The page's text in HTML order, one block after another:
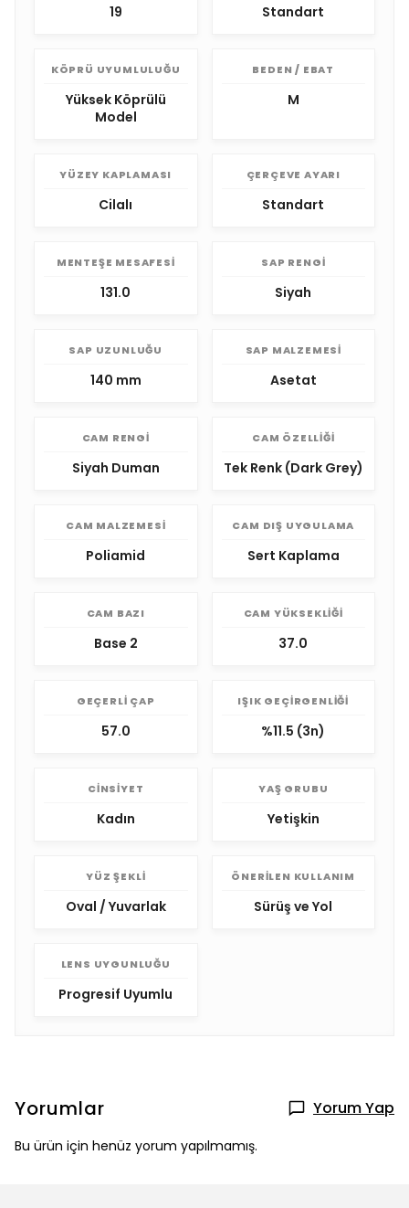
19 Standart
KÖPRÜ UYUMLULUĞU
Yüksek Köprülü
Model
BEDEN / EBAT
M
YÜZEY KAPLAMASI
Cilalı
ÇERÇEVE AYARI
Standart
MENTEŞE MESAFESI
131.0
SAP RENGI
Siyah
SAP UZUNLUĞU
140 mm
SAP MALZEMESI
Asetat
CAM RENGI
Siyah Duman
CAM ÖZELLIĞI
Tek Renk (Dark Grey)
CAM MALZEMESI
Poliamid
CAM DIŞ UYGULAMA
Sert Kaplama
CAM BAZI
Base 2
CAM YÜKSEKLIĞI
37.0
GEÇERLI ÇAP
57.0
IŞIK GEÇIRGENLIĞI
%11.5 (3n)
CINSIYET
Kadın
YAŞ GRUBU
Yetişkin
YÜZ ŞEKLI
Oval / Yuvarlak
ÖNERILEN KULLANIM
Sürüş ve Yol
LENS UYGUNLUĞU
Progresif Uyumlu
Yorumlar Yorum Yap
Bu ürün için henüz yorum yapılmamış.